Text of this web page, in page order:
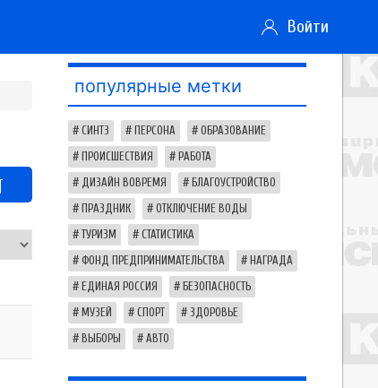
Войти
популярные метки
СИНТЗ ПЕРСОНА ОБРАЗОВАНИЕ
ПРОИСШЕСТВИЯ РАБОТА
ДИЗАЙН ВОВРЕМЯ БЛАГОУСТРОЙСТВО
ПРАЗДНИК ОТКЛЮЧЕНИЕ ВОДЫ
ТУРИЗМ СТАТИСТИКА
ФОНД ПРЕДПРИНИМАТЕЛЬСТВА НАГРАДА
ЕДИНАЯ РОССИЯ БЕЗОПАСНОСТЬ
МУЗЕЙ СПОРТ ЗДОРОВЬЕ
ВЫБОРЫ АВТО